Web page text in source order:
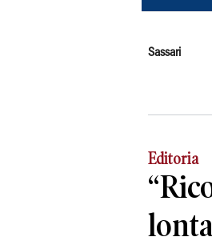
Sassari
Editoria